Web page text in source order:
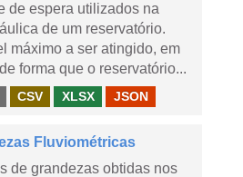
de espera utilizados na
de um reservatório.
máximo a ser atingido, em
forma que o reservatório...
CSV XLSX JSON
Fluviométricas
de grandezas obtidas nos